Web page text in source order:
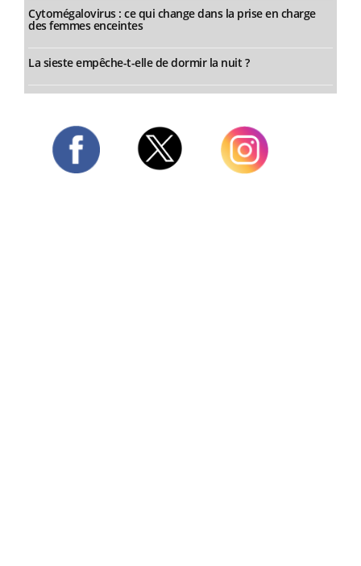
Cytomégalovirus : ce qui change dans la prise en charge
des femmes enceintes
La sieste empêche-t-elle de dormir la nuit ?